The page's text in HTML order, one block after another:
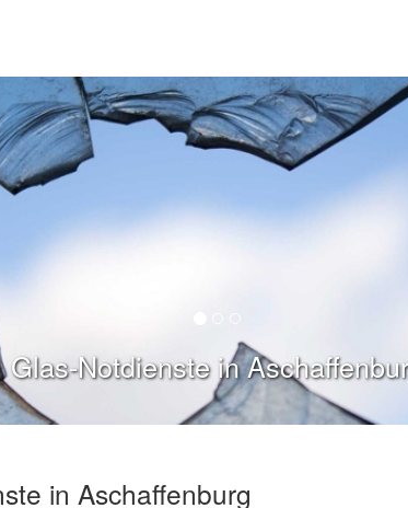
Glas-Notdienste in
in Aschaffenburg